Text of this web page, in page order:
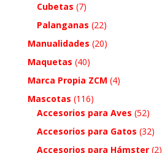
Cubetas (7)
Palanganas (22)
Manualidades (20)
Maquetas (40)
Marca Propia ZCM (4)
Mascotas (116)
Accesorios para Aves (52)
Accesorios para Gatos (32)
Accesorios para Hámster (2)